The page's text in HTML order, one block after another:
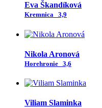
Eva Škandíková
Kremnica 3,9
Nikola Aronová
Horehronie 3,6
Viliam Slaminka